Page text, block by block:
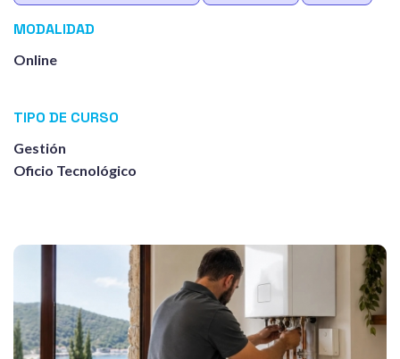
MODALIDAD
Online
TIPO DE CURSO
Gestión
Oficio Tecnológico